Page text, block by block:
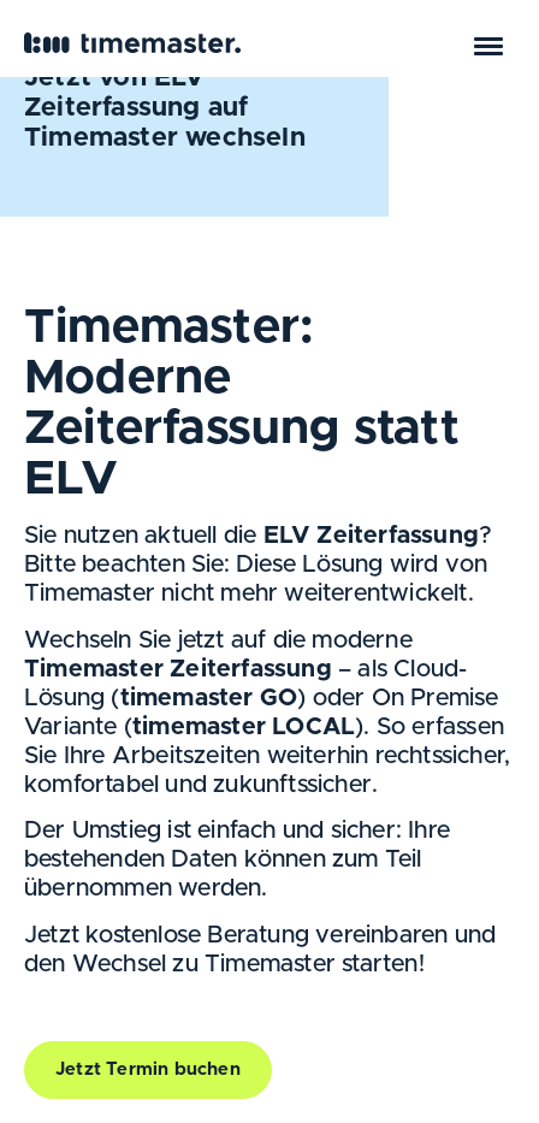
Jetzt von ELV
Zeiterfassung auf
Timemaster wechseln
Timemaster:
Moderne
Zeiterfassung statt
ELV
Sie nutzen aktuell die ELV Zeiterfassung?
Bitte beachten Sie: Diese Lösung wird von
Timemaster nicht mehr weiterentwickelt.
Wechseln Sie jetzt auf die moderne
Timemaster Zeiterfassung – als Cloud-
Lösung (timemaster GO) oder On Premise
Variante (timemaster LOCAL). So erfassen
Sie Ihre Arbeitszeiten weiterhin rechtssicher,
komfortabel und zukunftssicher.
Der Umstieg ist einfach und sicher: Ihre
bestehenden Daten können zum Teil
übernommen werden.
Jetzt kostenlose Beratung vereinbaren und
den Wechsel zu Timemaster starten!
Jetzt Termin buchen